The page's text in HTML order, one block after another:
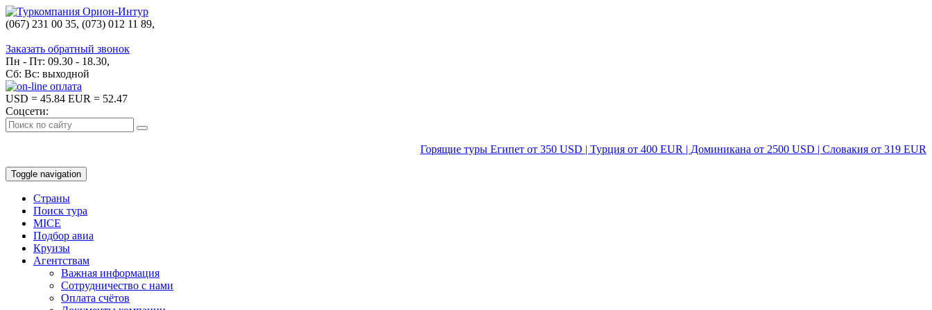
(067) 231 00 35, (073) 012 11 89,
Заказать обратный звонок
Пн - Пт: 09.30 - 18.30,
Сб: Вс: выходной
USD = 45.84 EUR = 52.47
Соцсети:
Горящие туры Египет от 350 USD | Турция от 400 EUR | Доминикана от 2500 USD | Словакия от 319 EUR
Toggle navigation
Страны
Поиск тура
MICE
Подбор авиа
Круизы
Агентствам
Важная информация
Сотрудничество с нами
Оплата счётов